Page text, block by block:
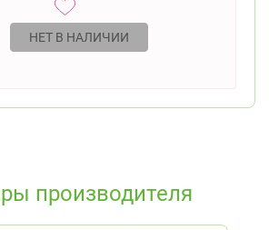
НЕТ В НАЛИЧИИ
производителя